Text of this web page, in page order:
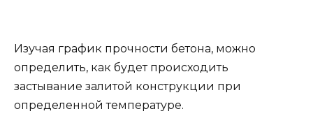
Изучая график прочности бетона, можно
определить, как будет происходить
застывание залитой конструкции при
определенной температуре.